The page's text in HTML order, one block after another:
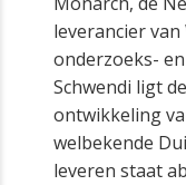
leverancier
onderzoeks-
Schwendi ligt
ontwikkeling
welbekende
leveren staat